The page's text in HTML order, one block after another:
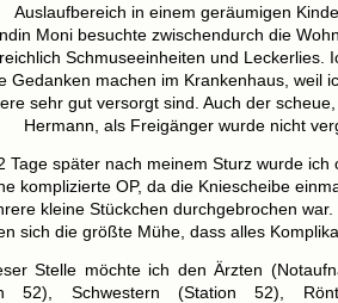
Auslaufbereich in einem geräumigen
Moni besuchte zwischendurch die
Schmuseeinheiten und Leckerlies.
Gedanken machen im Krankenhaus, weil
sehr gut versorgt sind. Auch der
Hermann, als Freigänger wurde nicht
Tage später nach meinem Sturz wurde ich
komplizierte OP, da die Kniescheibe
kleine Stückchen durchgebrochen
sich die größte Mühe, dass alles
Stelle möchte ich den Ärzten
52), Schwestern (Station 52),